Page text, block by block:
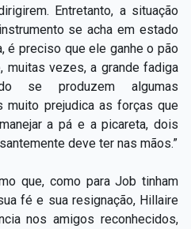
Entretanto, a situação
se acha em estado
é preciso que ele ganhe o pão
vezes, a grande fadiga
se produzem algumas
muito prejudica as forças que
a pá e a picareta, dois
deve ter nas mãos.”
que, como para Job tinham
fé e sua resignação, Hillaire
nos amigos reconhecidos,